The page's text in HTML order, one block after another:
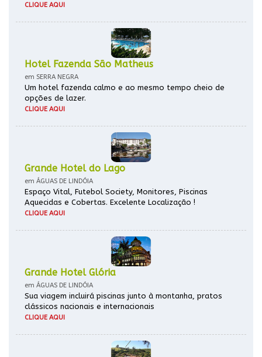
CLIQUE AQUI
Hotel Fazenda São Matheus
em SERRA NEGRA
Um hotel fazenda calmo e ao mesmo tempo cheio de
opções de lazer.
CLIQUE AQUI
Grande Hotel do Lago
em ÁGUAS DE LINDÓIA
Espaço Vital, Futebol Society, Monitores, Piscinas
Aquecidas e Cobertas. Excelente Localização !
CLIQUE AQUI
Grande Hotel Glória
em ÁGUAS DE LINDÓIA
Sua viagem incluirá piscinas junto à montanha, pratos
clássicos nacionais e internacionais
CLIQUE AQUI